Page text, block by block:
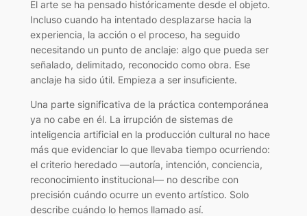
El arte se ha pensado históricamente desde el objeto.
Incluso cuando ha intentado desplazarse hacia la
experiencia, la acción o el proceso, ha seguido
necesitando un punto de anclaje: algo que pueda ser
señalado, delimitado, reconocido como obra. Ese
anclaje ha sido útil. Empieza a ser insuficiente.
Una parte significativa de la práctica contemporánea
ya no cabe en él. La irrupción de sistemas de
inteligencia artificial en la producción cultural no hace
más que evidenciar lo que llevaba tiempo ocurriendo:
el criterio heredado —autoría, intención, conciencia,
reconocimiento institucional— no describe con
precisión cuándo ocurre un evento artístico. Solo
describe cuándo lo hemos llamado así.